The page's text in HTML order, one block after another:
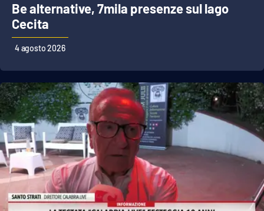
Be alternative, 7mila presenze sul lago
Cecita
4 agosto 2026